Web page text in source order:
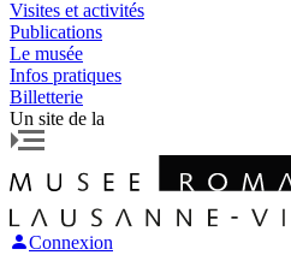
Visites et activités
Publications
Le musée
Infos pratiques
Billetterie
Un site de la
Connexion